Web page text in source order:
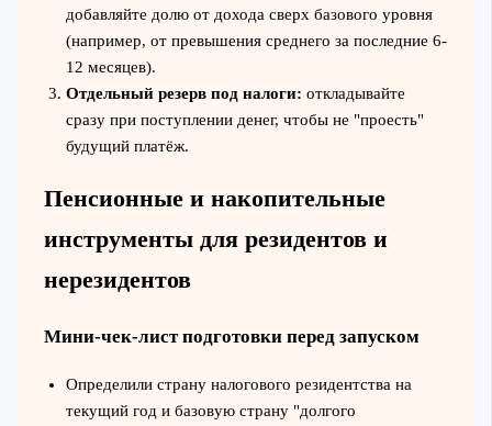
добавляйте долю от дохода сверх базового уровня
(например, от превышения среднего за последние 6-
12 месяцев).
Отдельный резерв под налоги: откладывайте
сразу при поступлении денег, чтобы не "проесть"
будущий платёж.
Пенсионные и накопительные
инструменты для резидентов и
нерезидентов
Мини‑чек‑лист подготовки перед запуском
Определили страну налогового резидентства на
текущий год и базовую страну "долгого